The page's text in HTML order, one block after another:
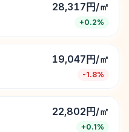
28,317円/㎡
+0.2%
19,047円/㎡
-1.8%
22,802円/㎡
+0.1%